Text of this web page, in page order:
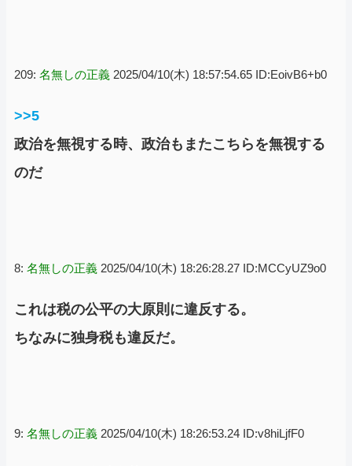
209: 名無しの正義 2025/04/10(木) 18:57:54.65 ID:EoivB6+b0
>>5
政治を無視する時、政治もまたこちらを無視する
のだ
8: 名無しの正義 2025/04/10(木) 18:26:28.27 ID:MCCyUZ9o0
これは税の公平の大原則に違反する。
ちなみに独身税も違反だ。
9: 名無しの正義 2025/04/10(木) 18:26:53.24 ID:v8hiLjfF0